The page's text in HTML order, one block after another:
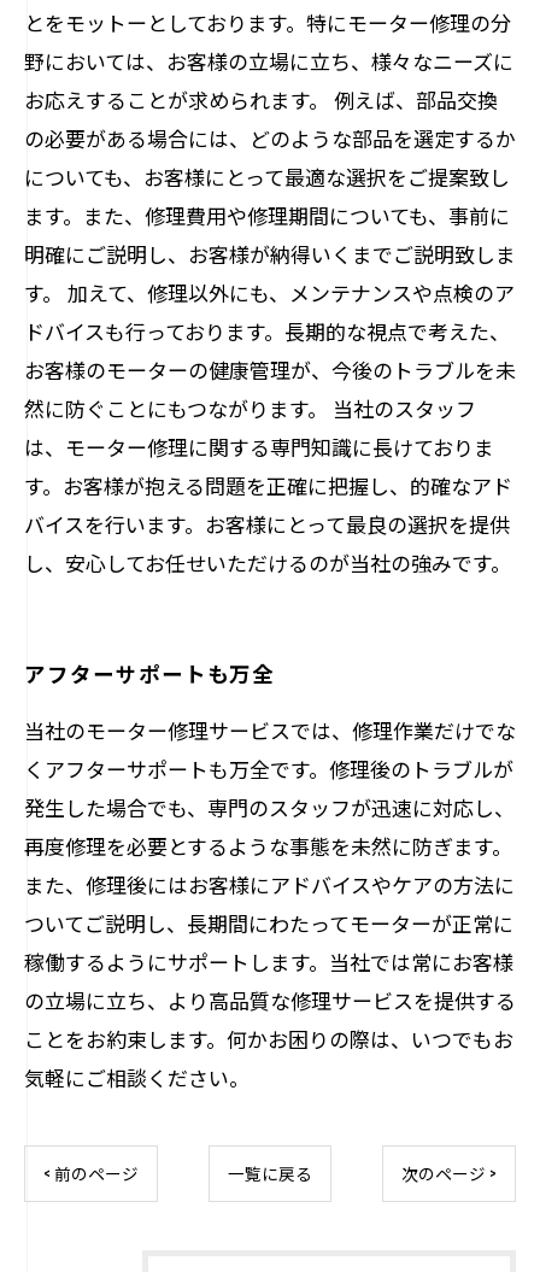
とをモットーとしております。特にモーター修理の分
野においては、お客様の立場に立ち、様々なニーズに
お応えすることが求められます。 例えば、部品交換
の必要がある場合には、どのような部品を選定するか
についても、お客様にとって最適な選択をご提案致し
ます。また、修理費用や修理期間についても、事前に
明確にご説明し、お客様が納得いくまでご説明致しま
す。 加えて、修理以外にも、メンテナンスや点検のア
ドバイスも行っております。長期的な視点で考えた、
お客様のモーターの健康管理が、今後のトラブルを未
然に防ぐことにもつながります。 当社のスタッフ
は、モーター修理に関する専門知識に長けておりま
す。お客様が抱える問題を正確に把握し、的確なアド
バイスを行います。お客様にとって最良の選択を提供
し、安心してお任せいただけるのが当社の強みです。
アフターサポートも万全
当社のモーター修理サービスでは、修理作業だけでな
くアフターサポートも万全です。修理後のトラブルが
発生した場合でも、専門のスタッフが迅速に対応し、
再度修理を必要とするような事態を未然に防ぎます。
また、修理後にはお客様にアドバイスやケアの方法に
ついてご説明し、長期間にわたってモーターが正常に
稼働するようにサポートします。当社では常にお客様
の立場に立ち、より高品質な修理サービスを提供する
ことをお約束します。何かお困りの際は、いつでもお
気軽にご相談ください。
< 前のページ 一覧に戻る 次のページ >